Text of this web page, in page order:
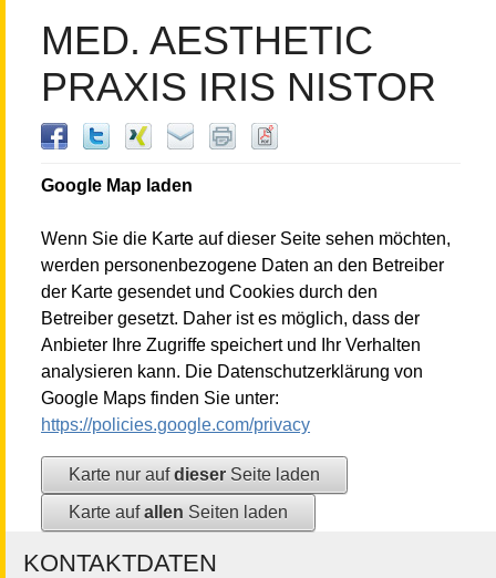
MED. AESTHETIC
PRAXIS IRIS NISTOR
Google Map laden
Wenn Sie die Karte auf dieser Seite sehen möchten,
werden personenbezogene Daten an den Betreiber
der Karte gesendet und Cookies durch den
Betreiber gesetzt. Daher ist es möglich, dass der
Anbieter Ihre Zugriffe speichert und Ihr Verhalten
analysieren kann. Die Datenschutzerklärung von
Google Maps finden Sie unter:
https://policies.google.com/privacy
Karte nur aufdieser Seite laden
Karte aufallen Seiten laden
KONTAKTDATEN